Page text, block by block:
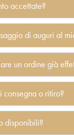
accettate?
di auguri al
un ordine già
consegna o ritiro?
disponibili?